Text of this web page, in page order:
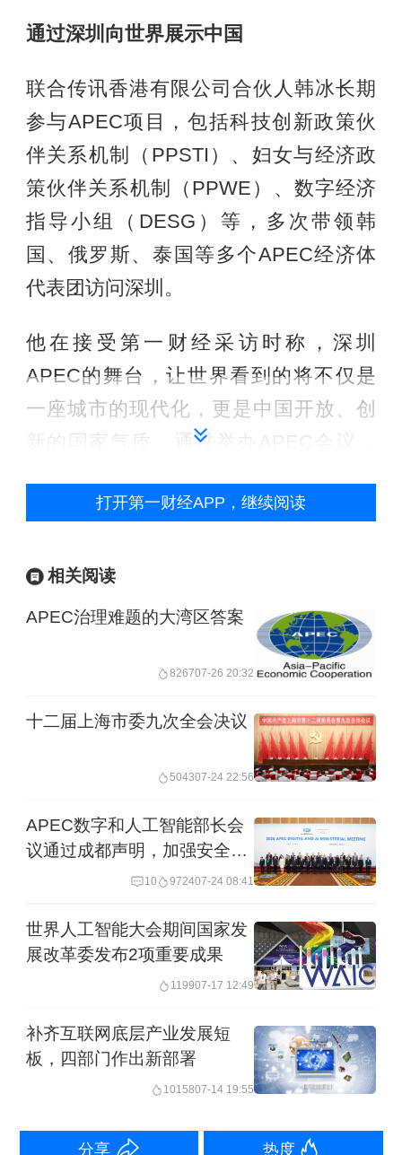
通过深圳向世界展示中国
联合传讯香港有限公司合伙人韩冰长期
参与APEC项目，包括科技创新政策伙
伴关系机制（PPSTI）、妇女与经济政
策伙伴关系机制（PPWE）、数字经济
指导小组（DESG）等，多次带领韩
国、俄罗斯、泰国等多个APEC经济体
代表团访问深圳。
他在接受第一财经采访时称，深圳
APEC的舞台，让世界看到的将不仅是
一座城市的现代化，更是中国开放、创
新的国家气质。通过举办APEC会议，
用，成为中国理念与亚太合作的“城市接
资源。
韩冰建议以科技叙事打造“深圳故事”：
APEC会议期间，深圳可考虑主动输出
绿色制造、数字经济、跨境电商、低空
经济等领域的应用场景。“深圳可以让世
不只是生产力，更是一种与APEC各经
济体共享的公共价值。”
泰国国家科学技术发展署首席研究员贾
图蓬·钦荣鲁昂曾多次参加APEC会议，
亲眼见证了选择一个兼具创新性和包容
圳无疑是2026年APEC会议的理想之
选，它不仅象征着中国的快速转型，更
打开第一财经APP，继续阅读
相关阅读
APEC治理难题的大湾区答案
826707-26 20:32
十二届上海市委九次全会决议
504307-24 22:56
APEC数字和人工智能部长会
议通过成都声明，加强安全治
10 972407-24 08:41
世界人工智能大会期间国家发
展改革委发布2项重要成果
119907-17 12:49
补齐互联网底层产业发展短
板，四部门作出新部署
1015807-14 19:55
分享 热度